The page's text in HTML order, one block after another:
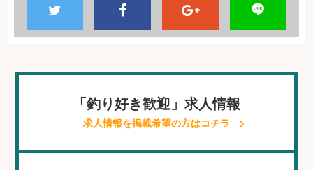
「釣り好き歓迎」求人情報
求人情報を掲載希望の方はコチラ